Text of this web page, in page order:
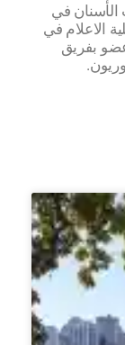
في
الاعلام في
عضو بفريق